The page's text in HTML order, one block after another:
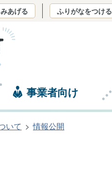
事業者向け
あげる ふりがなをつける
いて 情報公開